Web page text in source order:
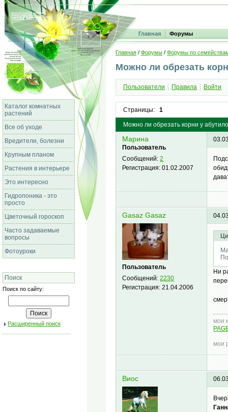
Главная Форумы
Каталог комнатных
растений
Все об уходе
Вредители, болезни
Крупным планом
Растения в интерьере
Это интересно
Гидропоника - это
просто
Цветочный гороскоп
Часто задаваемые
вопросы
Фотоуроки
Поиск
Поиск по сайту:
Расширенный поиск
Главная / Форумы / Форумы по
Можно ли обрезать
Пользователи Правила Войти
Страницы: 1
Можно ли обрезать корни у
Марина
Пользователь
Сообщений:2
Регистрация:01.02.2007
Gasaz Gasaz
Пользователь
Сообщений:2230
Регистрация:21.04.2006
Ни
мои
мои
Виос